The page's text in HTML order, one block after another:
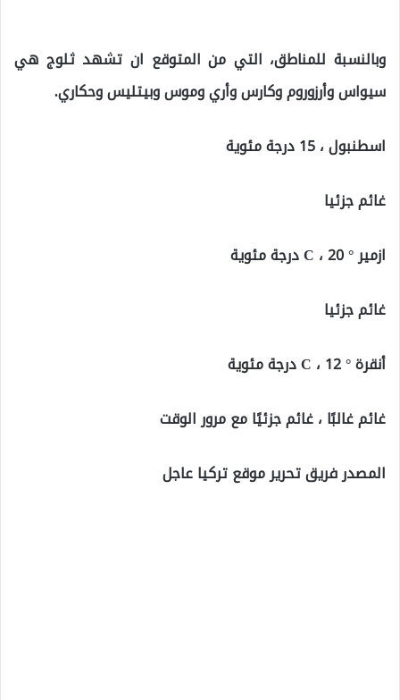
وبالنسبة للمناطق، التي من المتوقع ان تشهد ثلوج هي
سيواس وأرزوروم وكارس وأري وموس وبيتليس وحكاري.
اسطنبول ، 15 درجة مئوية
غائم جزئيا
ازمير ° C ، 20 درجة مئوية
غائم جزئيا
أنقرة ° C ، 12 درجة مئوية
غائم غالبًا ، غائم جزئيًا مع مرور الوقت
المصدر فريق تحرير موقع تركيا عاجل